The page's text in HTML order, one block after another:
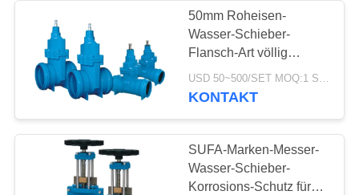
50mm Roheisen-
Wasser-Schieber-
Flansch-Art völlig
geführter flexibler Keil
KONTAKT
SUFA-Marken-Messer-
Wasser-Schieber-
Korrosions-Schutz für